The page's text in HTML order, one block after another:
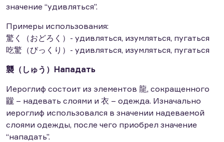
значение “удивляться”.
Примеры использования:
驚く（おどろく）- удивляться, изумляться, пугаться
吃驚（びっくり）- удивляться, изумляться, пугаться
襲（しゅう）Нападать
Иероглиф состоит из элементов 龍, сокращенного
龖 – надевать слоями и 衣 – одежда. Изначально
иероглиф использовался в значении надеваемой
слоями одежды, после чего приобрел значение
“нападать”.